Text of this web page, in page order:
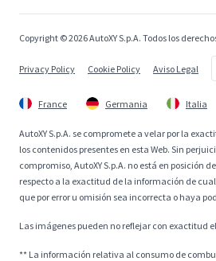
Copyright © 2026 AutoXY S.p.A. Todos los
Privacy Policy Cookie Policy Aviso Legal
France Germania Italia
AutoXY S.p.A. se compromete a velar por la
los contenidos presentes en esta Web. Sin
compromiso, AutoXY S.p.A. no está en posición
respecto a la exactitud de la información de
que por error u omisión sea incorrecta o haya
Las imágenes pueden no reflejar con exactitud
** La información relativa al consumo de